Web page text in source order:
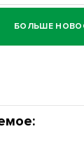
ЕДГ
БОЛЬШЕ